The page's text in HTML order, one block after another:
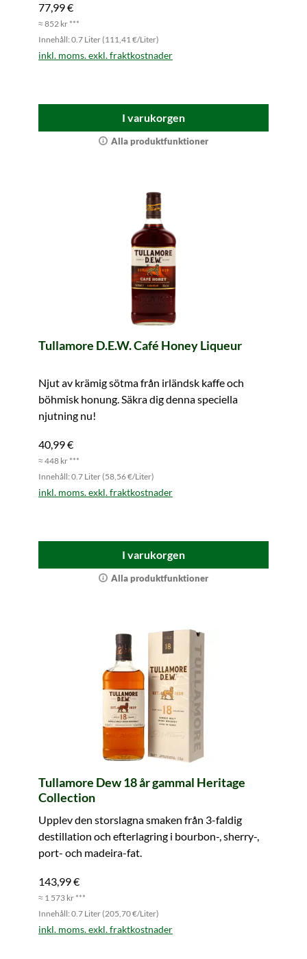
77,99 €
≈ 852 kr ***
Innehåll: 0.7 Liter (111,41 €/Liter)
inkl. moms. exkl. fraktkostnader
I varukorgen
Alla produktfunktioner
Tullamore D.E.W. Café Honey Liqueur
Njut av krämig sötma från irländsk kaffe och
böhmisk honung. Säkra dig denna speciella
njutning nu!
40,99 €
≈ 448 kr ***
Innehåll: 0.7 Liter (58,56 €/Liter)
inkl. moms. exkl. fraktkostnader
I varukorgen
Alla produktfunktioner
Tullamore Dew 18 år gammal Heritage
Collection
Upplev den storslagna smaken från 3-faldig
destillation och efterlagring i bourbon-, sherry-,
port- och madeira-fat.
143,99 €
≈ 1 573 kr ***
Innehåll: 0.7 Liter (205,70 €/Liter)
inkl. moms. exkl. fraktkostnader